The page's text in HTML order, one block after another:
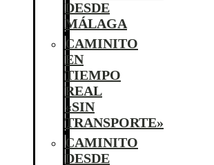
DESDE
MÁLAGA
CAMINITO
EN
TIEMPO
REAL
«SIN
TRANSPORTE»
CAMINITO
DESDE